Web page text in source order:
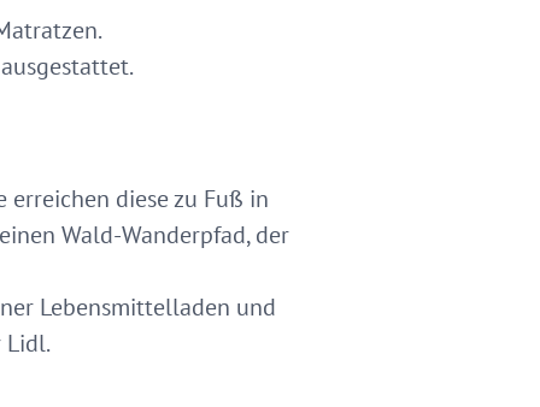
diese zu Fuß in
Wald-Wanderpfad, der
Lebensmittelladen und
Lidl.